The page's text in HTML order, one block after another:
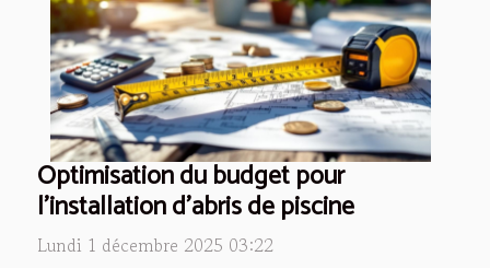
Optimisation du budget pour
l'installation d'abris de piscine
Lundi 1 décembre 2025 03:22